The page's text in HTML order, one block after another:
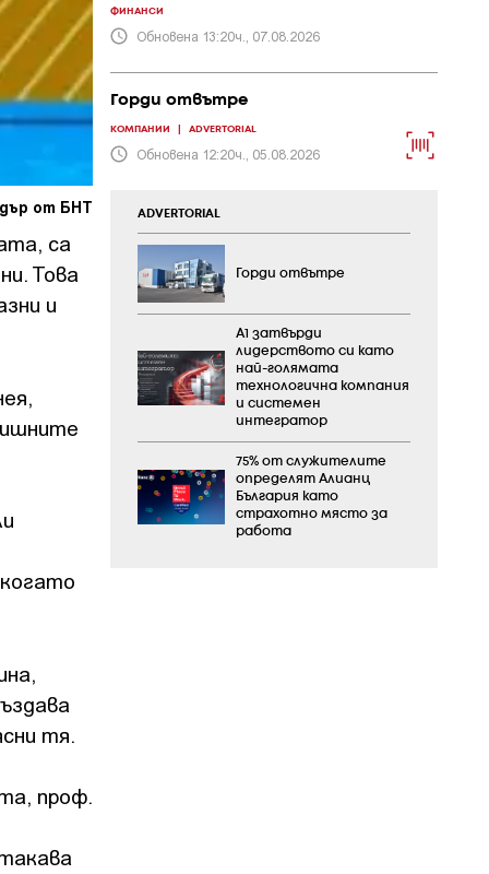
от БНТ
са
Това
и
тя.
проф.
ФИНАНСИ
Обновена 13:20ч., 07.08.2026
Горди отвътре
КОМПАНИИ ADVERTORIAL
Обновена 12:20ч., 05.08.2026
ADVERTORIAL
Горди отвътре
А1 затвърди
лидерството си като
най-голямата
технологична компания
и системен
интегратор
75% от служителите
определят Алианц
България като
страхотно място за
работа